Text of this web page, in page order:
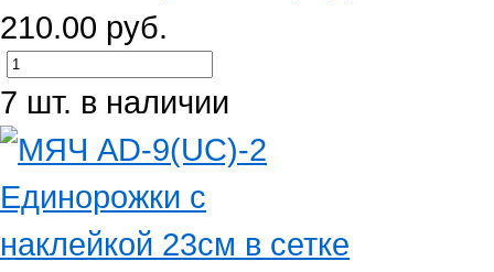
210.00 руб.
7 шт. в наличии